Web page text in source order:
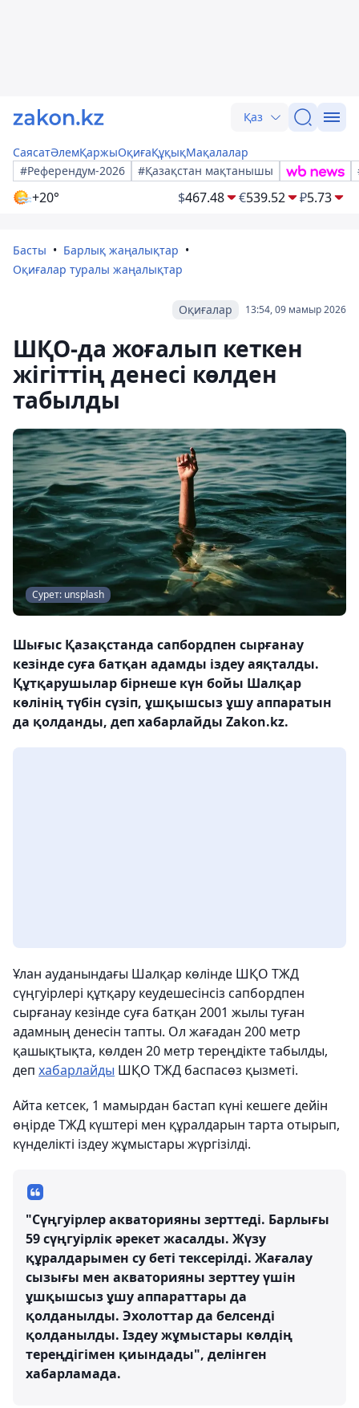
Қаз
СаясатӘлемҚаржыОқиғаҚұқықМақалалар
#Референдум-2026
#Қазақстан мақтанышы
+20° $467.48 €539.52 ₽5.73
Басты
Барлық жаңалықтар
Оқиғалар туралы жаңалықтар
13:54, 09 мамыр 2026
Оқиғалар
ШҚО-да жоғалып кеткен
жігіттің денесі көлден
табылды
Сурет: unsplash
Шығыс Қазақстанда сапбордпен сырғанау
кезінде суға батқан адамды іздеу аяқталды.
Құтқарушылар бірнеше күн бойы Шалқар
көлінің түбін сүзіп, ұшқышсыз ұшу аппаратын
да қолданды, деп хабарлайды Zakon.kz.
Ұлан ауданындағы Шалқар көлінде ШҚО ТЖД
сүңгуірлері құтқару кеудешесінсіз сапбордпен
сырғанау кезінде суға батқан 2001 жылы туған
адамның денесін тапты. Ол жағадан 200 метр
қашықтықта, көлден 20 метр тереңдікте табылды,
деп хабарлайды ШҚО ТЖД баспасөз қызметі.
Айта кетсек, 1 мамырдан бастап күні кешеге дейін
өңірде ТЖД күштері мен құралдарын тарта отырып,
күнделікті іздеу жұмыстары жүргізілді.
"Сүңгуірлер акваторияны зерттеді. Барлығы
59 сүңгуірлік әрекет жасалды. Жүзу
құралдарымен су беті тексерілді. Жағалау
сызығы мен акваторияны зерттеу үшін
ұшқышсыз ұшу аппараттары да
қолданылды. Эхолоттар да белсенді
қолданылды. Іздеу жұмыстары көлдің
тереңдігімен қиындады", делінген
хабарламада.